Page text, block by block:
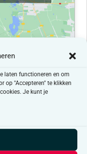
laten functioneren en om
op "Accepteren" te klikken
Je kunt je